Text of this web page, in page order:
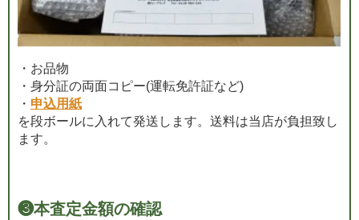
・お品物
・身分証の両面コピー(運転免許証など)
・ 申込用紙
を段ボールに入れて発送します。送料は当店が負担致し
ます。
❸本査定金額の確認